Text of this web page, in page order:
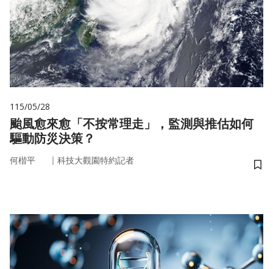
115/05/28
颱風愈來愈「不按常理走」，監測與推估如何
驅動防災決策？
何楷平 ｜ 科技大觀園特約記者
儲